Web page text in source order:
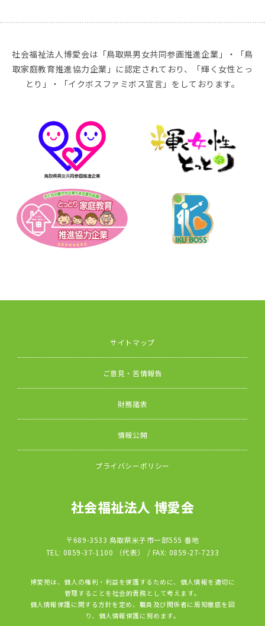
社会福祉法人博愛会は「鳥取県男女共同参画推進企業」・「鳥
取家庭教育推進協力企業」に認定されており、「輝く女性とっ
とり」・「イクボスファミボス宣言」をしております。
サイトマップ
ご意見・苦情報告
財務諸表
情報公開
プライバシーポリシー
社会福祉法人 博愛会
〒689-3533 鳥取県米子市一部555 番地
TEL: 0859-37-1100 （代表） / FAX: 0859-27-7233
博愛苑は、個人の権利・利益を保護するために、個人情報を適切に
管理することを社会的責務として考えます。
個人情報保護に関する方針を定め、職員及び関係者に周知徹底を図
り、個人情報保護に努めます。